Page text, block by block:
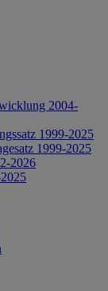
2004-
1999-2025
1999-2025
2026